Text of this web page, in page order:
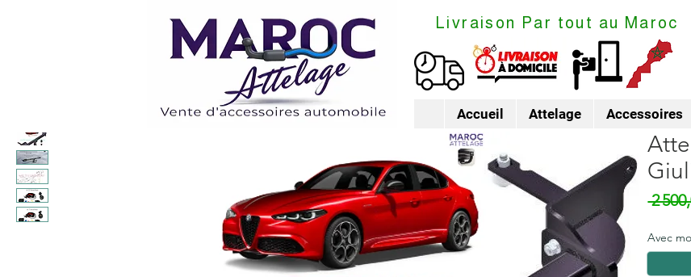
Livraison Par tout au Maroc
Accueil Attelage Accessoires
2
Avec